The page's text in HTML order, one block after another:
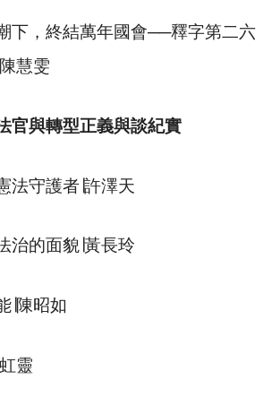
下，終結萬年國會──釋字第二六
陳慧雯
與轉型正義與談紀實
法守護者 許澤天
治的面貌 黃長玲
陳昭如
靈